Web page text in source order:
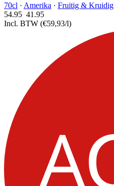
70cl · Amerika · Fruitig & Kruidig
54.95 41.95
Incl. BTW (€59,93/l)